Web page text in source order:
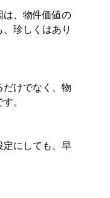
は、物件価値の
珍しくはあり
だけでなく、物
。
定にしても、早